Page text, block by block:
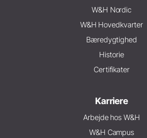
W&H Nordic
W&H Hovedkvarter
Bæredygtighed
Historie
Certifikater
Karriere
Arbejde hos W&H
W&H Campus